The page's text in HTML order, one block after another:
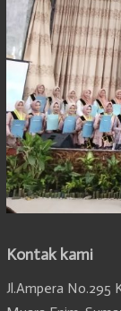
Kontak kami
Jl.Ampera No.295